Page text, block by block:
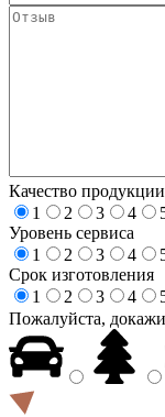
Качество продукции
1
2 3 4
Уровень сервиса
1
2 3 4
Срок изготовления
1
2 3 4
Пожалуйста,